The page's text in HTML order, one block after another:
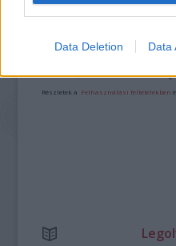
Data Deletion Data
https://kulturpart.hu/
A hozzászólások a vonatkozó
nem vállal, azokat nem ellenőrzi.
Részletek a Felhasználási feltételekben